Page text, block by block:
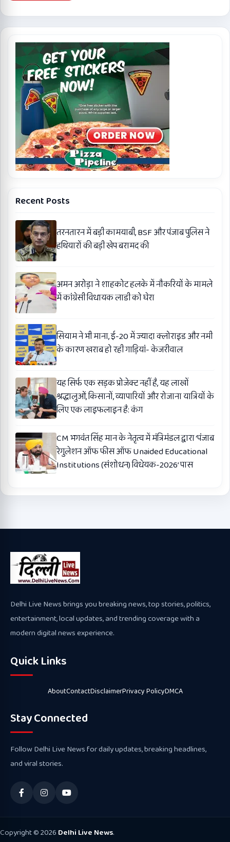
Recent Posts
तरनतारन में बड़ी कामयाबी, BSF और पंजाब पुलिस ने
हथियारों की बड़ी खेप बरामद की
अमन अरोड़ा ने शाहकोट हलके में नौकरियों के मामले
में कांग्रेसी विधायक लाडी को घेरा
सियाम ने भी माना, ई-20 में ज्यादा क्लोराइड और नमी
के कारण खराब हो रही गाड़ियां- केजरीवाल
यह सिर्फ एक सड़क प्रोजेक्ट नहीं है, यह लाखों
श्रद्धालुओं, किसानों, व्यापारियों और रोजाना यात्रियों के
लिए एक लाइफलाइन है: कंग
CM भगवंत सिंह मान के नेतृत्व में मंत्रिमंडल द्वारा ‘पंजाब
रेगुलेशन ऑफ फीस ऑफ Unaided Educational
Institutions (संशोधन) विधेयक-2026’ पास
Delhi Live News brings you breaking news, top stories, politics,
entertainment, local updates, and trending coverage with a
modern digital news experience.
Quick Links
AboutContactDisclaimerPrivacy PolicyDMCA
Stay Connected
Follow Delhi Live News for daily updates, breaking headlines,
and viral stories.
Copyright © 2026 Delhi Live News.